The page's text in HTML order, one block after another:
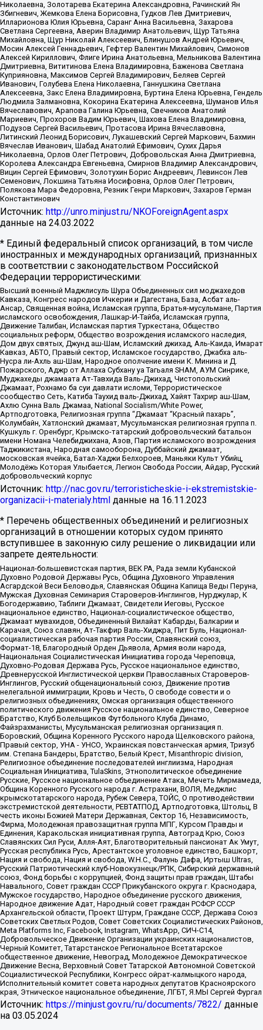
Николаевна, Золотарева Екатерина Александровна, Рачинский Ян
Збигневич, Жемкова Елена Борисовна, Гудков Лев Дмитриевич,
Илларионова Юлия Юрьевна, Саранг Анна Васильевна, Захарова
Светлана Сергеевна, Аверин Владимир Анатольевич, Щур Татьяна
Михайловна, Щур Николай Алексеевич, Блинушов Андрей Юрьевич,
Мосин Алексей Геннадьевич, Гефтер Валентин Михайлович, Симонов
Алексей Кириллович, Флиге Ирина Анатольевна, Мельникова Валентина
Дмитриевна, Вититинова Елена Владимировна, Баженова Светлана
Куприяновна, Максимов Сергей Владимирович, Беляев Сергей
Иванович, Голубева Елена Николаевна, Ганнушкина Светлана
Алексеевна, Закс Елена Владимировна, Буртина Елена Юрьевна, Гендель
Людмила Залмановна, Кокорина Екатерина Алексеевна, Шуманов Илья
Вячеславович, Арапова Галина Юрьевна, Свечников Анатолий
Мариевич, Прохоров Вадим Юрьевич, Шахова Елена Владимировна,
Подузов Сергей Васильевич, Протасова Ирина Вячеславовна,
Литинский Леонид Борисович, Лукашевский Сергей Маркович, Бахмин
Вячеслав Иванович, Шабад Анатолий Ефимович, Сухих Дарья
Николаевна, Орлов Олег Петрович, Добровольская Анна Дмитриевна,
Королева Александра Евгеньевна, Смирнов Владимир Александрович,
Вицин Сергей Ефимович, Золотухин Борис Андреевич, Левинсон Лев
Семенович, Локшина Татьяна Иосифовна, Орлов Олег Петрович,
Полякова Мара Федоровна, Резник Генри Маркович, Захаров Герман
Константинович
Источник: http://unro.minjust.ru/NKOForeignAgent.aspx
данные на 24.03.2022
* Единый федеральный список организаций, в том числе
иностранных и международных организаций, признанных
в соответствии с законодательством Российской
Федерации террористическими:
Высший военный Маджлисуль Шура Объединенных сил моджахедов
Кавказа, Конгресс народов Ичкерии и Дагестана, База, Асбат аль-
Ансар, Священная война, Исламская группа, Братья-мусульмане, Партия
исламского освобождения, Лашкар-И-Тайба, Исламская группа,
Движение Талибан, Исламская партия Туркестана, Общество
социальных реформ, Общество возрождения исламского наследия,
Дом двух святых, Джунд аш-Шам, Исламский джихад, Аль-Каида, Имарат
Кавказ, АБТО, Правый сектор, Исламское государство, Джабха аль-
Нусра ли-Ахль аш-Шам, Народное ополчение имени К. Минина и Д.
Пожарского, Аджр от Аллаха Субхану уа Тагьаля SHAM, АУМ Синрике,
Муджахеды джамаата Ат-Тавхида Валь-Джихад, Чистопольский
Джамаат, Рохнамо ба суи давлати исломи, Террористическое
сообщество Сеть, Катиба Таухид валь-Джихад, Хайят Тахрир аш-Шам,
Ахлю Сунна Валь Джамаа, National Socialism/White Power,
Артподготовка, Религиозная группа “Джамаат “Красный пахарь”,
Колумбайн, Хатлонский джамаат, Мусульманская религиозная группа п.
Кушкуль г. Оренбург, Крымско-татарский добровольческий батальон
имени Номана Челебиджихана, Азов, Партия исламского возрождения
Таджикистана, Народная самооборона, Дуббайский джамаат,
московская ячейка, Батал-Хаджи Белхороев, Маньяки Культ Убийц,
Молодёжь Которая Улыбается, Легион Свобода России, Айдар, Русский
добровольческий корпус
Источник: http://nac.gov.ru/terroristicheskie-i-ekstremistskie-
organizacii-i-materialy.html данные на 16.11.2023
* Перечень общественных объединений и религиозных
организаций в отношении которых судом принято
вступившее в законную силу решение о ликвидации или
запрете деятельности:
Национал-большевистская партия, ВЕК РА, Рада земли Кубанской
Духовно Родовой Державы Русь, Община Духовного Управления
Асгардской Веси Беловодья, Славянская Община Капища Веды Перуна,
Мужская Духовная Семинария Староверов-Инглингов, Нурджулар, К
Богодержавию, Таблиги Джамаат, Свидетели Иеговы, Русское
национальное единство, Национал-социалистическое общество,
Джамаат мувахидов, Объединенный Вилайат Кабарды, Балкарии и
Карачая, Союз славян, Ат-Такфир Валь-Хиджра, Пит Буль, Национал-
социалистическая рабочая партия России, Славянский союз,
Формат-18, Благородный Орден Дьявола, Армия воли народа,
Национальная Социалистическая Инициатива города Череповца,
Духовно-Родовая Держава Русь, Русское национальное единство,
Древнерусской Инглистической церкви Православных Староверов-
Инглингов, Русский общенациональный союз, Движение против
нелегальной иммиграции, Кровь и Честь, О свободе совести и о
религиозных объединениях, Омская организация общественного
политического движения Русское национальное единство, Северное
Братство, Клуб Болельщиков Футбольного Клуба Динамо,
Файзрахманисты, Мусульманская религиозная организация п.
Боровский, Община Коренного Русского народа Щелковского района,
Правый сектор, УНА - УНСО, Украинская повстанческая армия, Тризуб
им. Степана Бандеры, Братство, Белый Крест, Misanthropic division,
Религиозное объединение последователей инглиизма, Народная
Социальная Инициатива, TulaSkins, Этнополитическое объединение
Русские, Русское национальное объединение Атака, Мечеть Мирмамеда,
Община Коренного Русского народа г. Астрахани, ВОЛЯ, Меджлис
крымскотатарского народа, Рубеж Севера, ТОЙС, О противодействии
экстремистской деятельности, РЕВТАТПОД, Артподготовка, Штольц, В
честь иконы Божией Матери Державная, Сектор 16, Независимость,
Фирма, Молодежная правозащитная группа МПГ, Курсом Правды и
Единения, Каракольская инициативная группа, Автоград Крю, Союз
Славянских Сил Руси, Алля-Аят, Благотворительный пансионат Ак Умут,
Русская республика Русь, Арестантское уголовное единство, Башкорт,
Нация и свобода, Нация и свобода, W.H.С., Фалунь Дафа, Иртыш Ultras,
Русский Патриотический клуб-Новокузнецк/РПК, Сибирский державный
союз, Фонд борьбы с коррупцией, Фонд защиты прав граждан, Штабы
Навального, Совет граждан СССР Прикубанского округа г. Краснодара,
Мужское государство, Народное объединение русского движения,
Народное движение Адат, Народный совет граждан РСФСР СССР
Архангельской области, Проект Штурм, Граждане СССР, Держава Союз
Советских Светлых Родов, Совет Советских Социалистических Районов,
Meta Platforms Inc, Facebook, Instagram, WhatsApp, СИЧ-С14,
Добровольческое Движение Организации украинских националистов,
Черный Комитет, Татарстанское Региональное Всетатарское
общественное движение, Невоград, Молодежное Демократическое
Движение Весна, Верховный Совет Татарской Автономной Советской
Социалистической Республики, Конгресс ойрат-калмыцкого народа,
Исполнительный комитет совета народных депутатов Красноярского
края, Этническое национальное объединение, ЛГБТ, Я.МЫ Сергей Фургал
Источник: https://minjust.gov.ru/ru/documents/7822/ данные
на 03.05.2024